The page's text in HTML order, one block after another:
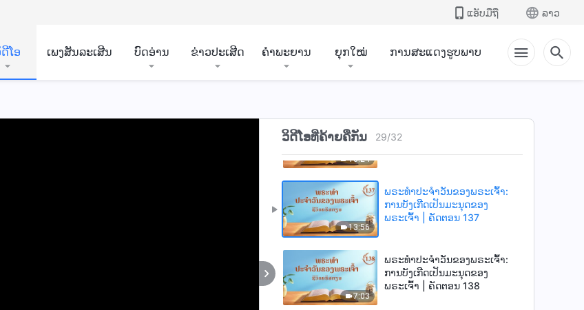
ແອັບມືຖື ລາວ
ໂອ ເພງສັນລະເສີນ ບົດອ່ານ ຂ່າວປະເສີດ ຄຳພະຍານ ຍຸກໃໝ່ ການສະແດງຮູບພາບ
ວິດີໂອທີ່ຄ້າຍຄືກັນ 29/32
ພຣະເຈົ້າ | ຄັດຕອນ 133
ພຣະທຳປະຈຳວັນຂອງພຣະເຈົ້າ:
10:24
ພຣະທຳປະຈຳວັນຂອງພຣະເຈົ້າ:
ການບັງເກີດເປັນມະນຸດຂອງ
13:56
ພຣະທຳປະຈຳວັນຂອງພຣະເຈົ້າ:
ການບັງເກີດເປັນມະນຸດຂອງ
ພຣະເຈົ້າ | ຄັດຕອນ 137
7:03
ພຣະທຳປະຈຳວັນຂອງພຣະເຈົ້າ:
ການບັງເກີດເປັນມະນຸດຂອງ
ພຣະເຈົ້າ | ຄັດຕອນ 138